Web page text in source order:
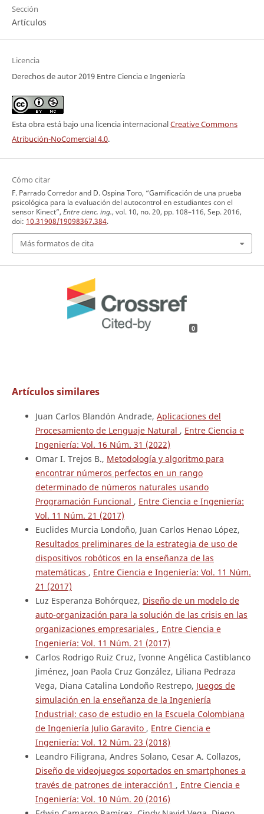
Sección
Artículos
Licencia
Derechos de autor 2019 Entre Ciencia e Ingeniería
Esta obra está bajo una licencia internacionalCreative Commons
Atribución-NoComercial 4.0.
Cómo citar
F. Parrado Corredor and D. Ospina Toro, “Gamificación de una prueba
psicológica para la evaluación del autocontrol en estudiantes con el
sensor Kinect”, Entre cienc. ing., vol. 10, no. 20, pp. 108–116, Sep. 2016,
doi: 10.31908/19098367.384.
Más formatos de cita
0
Artículos similares
Juan Carlos Blandón Andrade, Aplicaciones del
Procesamiento de Lenguaje Natural , Entre Ciencia e
Ingeniería: Vol. 16 Núm. 31 (2022)
Omar I. Trejos B., Metodología y algoritmo para
encontrar números perfectos en un rango
determinado de números naturales usando
Programación Funcional , Entre Ciencia e Ingeniería:
Vol. 11 Núm. 21 (2017)
Euclides Murcia Londoño, Juan Carlos Henao López,
Resultados preliminares de la estrategia de uso de
dispositivos robóticos en la enseñanza de las
matemáticas , Entre Ciencia e Ingeniería: Vol. 11 Núm.
21 (2017)
Luz Esperanza Bohórquez, Diseño de un modelo de
auto-organización para la solución de las crisis en las
organizaciones empresariales , Entre Ciencia e
Ingeniería: Vol. 11 Núm. 21 (2017)
Carlos Rodrigo Ruiz Cruz, Ivonne Angélica Castiblanco
Jiménez, Joan Paola Cruz González, Liliana Pedraza
Vega, Diana Catalina Londoño Restrepo, Juegos de
simulación en la enseñanza de la Ingeniería
Industrial: caso de estudio en la Escuela Colombiana
de Ingeniería Julio Garavito , Entre Ciencia e
Ingeniería: Vol. 12 Núm. 23 (2018)
Leandro Filigrana, Andres Solano, Cesar A. Collazos,
Diseño de videojuegos soportados en smartphones a
través de patrones de interacción1 , Entre Ciencia e
Ingeniería: Vol. 10 Núm. 20 (2016)